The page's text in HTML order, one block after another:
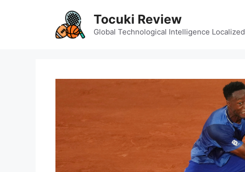
Tocuki Review
Global Technological Intelligence Localized